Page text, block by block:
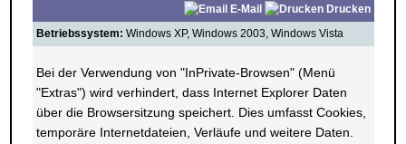
E-Mail
Drucken
Betriebssystem: Windows XP, Windows 2003, Windows Vista
Bei der Verwendung von "InPrivate-Browsen" (Menü
"Extras") wird verhindert, dass Internet Explorer Daten
über die Browsersitzung speichert. Dies umfasst Cookies,
temporäre Internetdateien, Verläufe und weitere Daten.